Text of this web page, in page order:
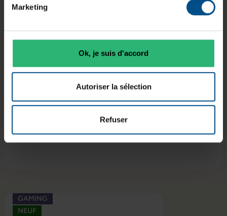
Marketing
Ok, je suis d'accord
Autoriser la sélection
Refuser
Caractéristiques principales
Affichage et tactile
Connectivité et alimentation
Ignorer la galerie de produits
GAMING
NEUF